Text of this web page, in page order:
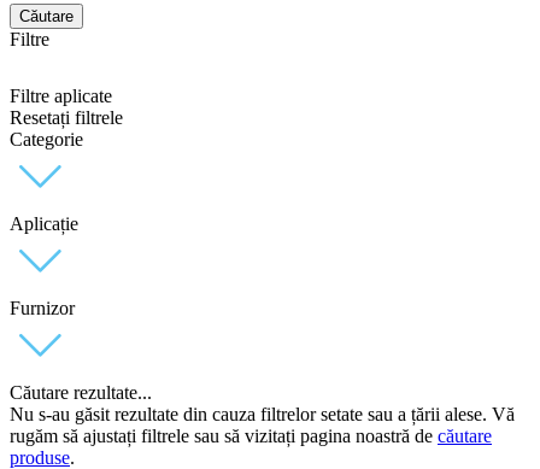
Căutare
Filtre
Filtre aplicate
Resetați filtrele
Categorie
Aplicație
Furnizor
Căutare rezultate...
Nu s-au găsit rezultate din cauza filtrelor setate sau a țării alese. Vă
rugăm să ajustați filtrele sau să vizitați pagina noastră de căutare
produse.